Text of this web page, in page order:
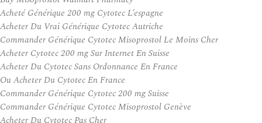
Acheté Générique 200 mg Cytotec L’espagne
Acheter Du Vrai Générique Cytotec Autriche
Commander Générique Cytotec Misoprostol Le Moins Cher
Acheter Cytotec 200 mg Sur Internet En Suisse
Acheter Du Cytotec Sans Ordonnance En France
Ou Acheter Du Cytotec En France
Commander Générique Cytotec 200 mg Suisse
Commander Générique Cytotec Misoprostol Genève